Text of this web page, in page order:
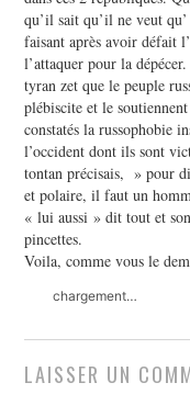
qu’il sait qu’il ne veut
faisant après avoir défait
l’attaquer pour la
tyran zet que le peuple
plébiscite et le
constatés la russophobie
l’occident dont ils sont
tontan précisais, » pour
et polaire, il faut un
« lui aussi » dit tout et
pincettes.
Voila, comme vous le
chargement…
LAISSER UN